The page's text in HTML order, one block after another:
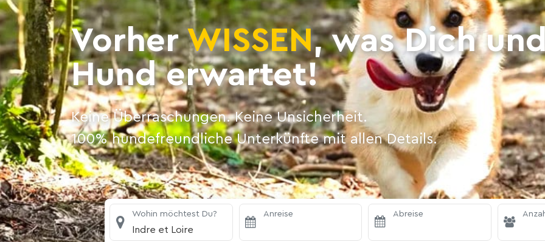
VorherWISSEN, was Dich
Hund erwartet!
Keine Überraschungen. Keine Unsicherheit.
100% hundefreundliche Unterkünfte mit allen Details.
Wohin möchtest Du?
Indre et Loire
Anreise Abreise